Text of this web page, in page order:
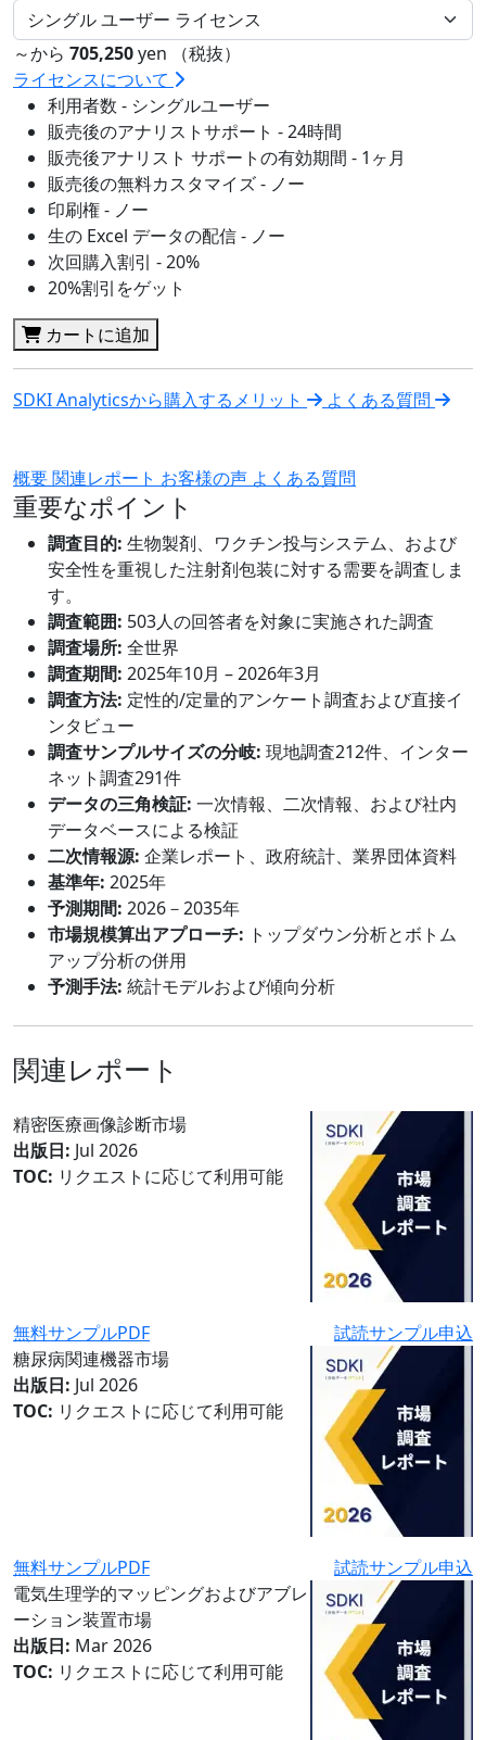
～から 705,250yen （税抜）
ライセンスについて
利用者数 - シングルユーザー
販売後のアナリストサポート - 24時間
販売後アナリスト サポートの有効期間 - 1ヶ月
販売後の無料カスタマイズ - ノー
印刷権 - ノー
生の Excel データの配信 - ノー
次回購入割引 - 20%
20%割引をゲット
カートに追加
SDKI Analyticsから購入するメリット よくある質問
概要関連レポート お客様の声 よくある質問
重要なポイント
調査目的: 生物製剤、ワクチン投与システム、および
安全性を重視した注射剤包装に対する需要を調査しま
す。
調査範囲: 503人の回答者を対象に実施された調査
調査場所: 全世界
調査期間: 2025年10月 – 2026年3月
調査方法: 定性的/定量的アンケート調査および直接イ
ンタビュー
調査サンプルサイズの分岐: 現地調査212件、インター
ネット調査291件
データの三角検証: 一次情報、二次情報、および社内
データベースによる検証
二次情報源: 企業レポート、政府統計、業界団体資料
基準年: 2025年
予測期間: 2026－2035年
市場規模算出アプローチ: トップダウン分析とボトム
アップ分析の併用
予測手法: 統計モデルおよび傾向分析
関連レポート
精密医療画像診断市場
出版日: Jul 2026
TOC: リクエストに応じて利用可能
無料サンプルPDF
試読サンプル申込
糖尿病関連機器市場
出版日: Jul 2026
TOC: リクエストに応じて利用可能
無料サンプルPDF
試読サンプル申込
電気生理学的マッピングおよびアブレ
ーション装置市場
出版日: Mar 2026
TOC: リクエストに応じて利用可能